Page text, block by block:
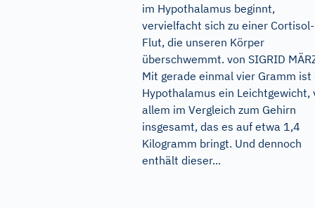
im Hypothalamus beginnt,
vervielfacht sich zu einer Cortisol-
Flut, die unseren Körper
überschwemmt. von SIGRID
Mit gerade einmal vier Gramm ist
Hypothalamus ein Leichtgewicht,
allem im Vergleich zum Gehirn
insgesamt, das es auf etwa 1,4
Kilogramm bringt. Und dennoch
enthält dieser...